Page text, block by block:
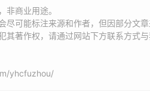
七遍，取土揩螫处。
龙风虎，降伏猛兽”。其犬不吠而
不识吾时。天蒙蒙，地蒙蒙，不
非商业用途。
尽可能标注来源和作者，但因部分文章
其著作权，请通过网站下方联系方式
yhcfuzhou/